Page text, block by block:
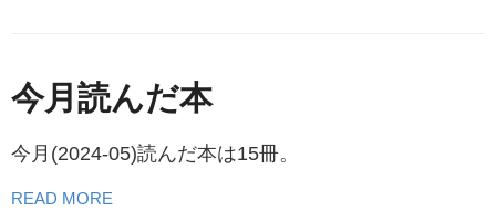
今月読んだ本
今月(2024-05)読んだ本は15冊。
READ MORE